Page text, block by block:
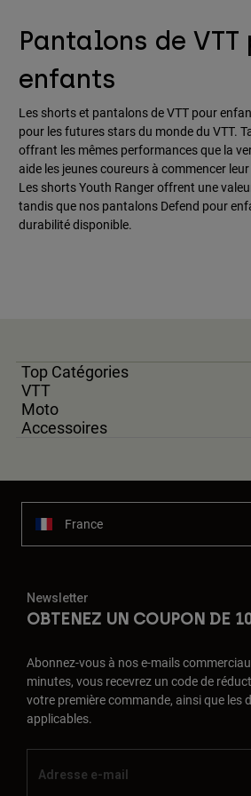
Tous les accessoires
Sacs et sacs à dos
Chapeaux et Casquettes
Voir tout
Pantalons de VTT
enfants
Les shorts et pantalons de VTT pour
pour les futures stars du monde du VTT.
offrant les mêmes performances que la
aide les jeunes coureurs à commencer
Les shorts Youth Ranger offrent une
tandis que nos pantalons Defend pour
durabilité disponible.
Top Catégories
VTT
Moto
Accessoires
France
Newsletter
OBTENEZ UN COUPON DE
Abonnez-vous à nos e-mails
minutes, vous recevrez un code de
votre première commande, ainsi que les
applicables.